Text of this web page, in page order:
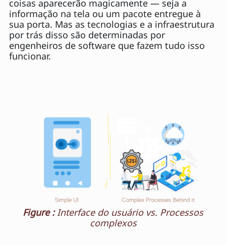
coisas aparecerão magicamente — seja a
informação na tela ou um pacote entregue à
sua porta. Mas as tecnologias e a infraestrutura
por trás disso são determinadas por
engenheiros de software que fazem tudo isso
funcionar.
Figure : Interface do usuário vs. Processos
complexos